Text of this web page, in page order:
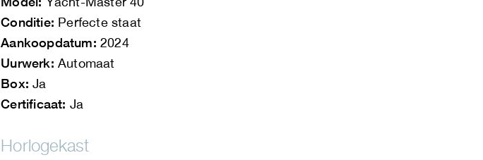
Conditie: Perfecte staat
Aankoopdatum: 2024
Uurwerk: Automaat
Box: Ja
Certificaat: Ja
Horlogekast